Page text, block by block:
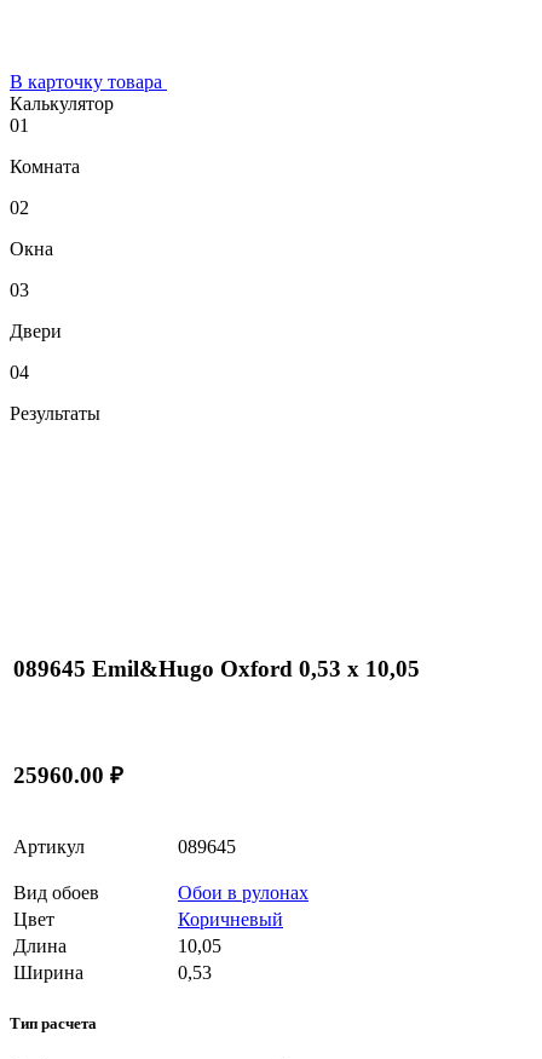
В карточку товара
Калькулятор
01
Комната
02
Окна
03
Двери
04
Результаты
089645 Emil&Hugo Oxford 0,53 x 10,05
25960.00 ₽
Артикул 089645
Вид обоев
Обои в рулонах
Цвет
Коричневый
Длина
10,05
Ширина
0,53
Тип расчета